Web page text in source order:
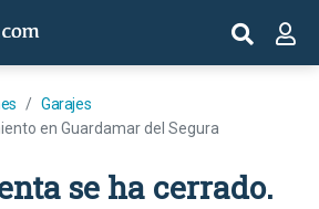
Garajes
en Guardamar del Segura
se ha cerrado.